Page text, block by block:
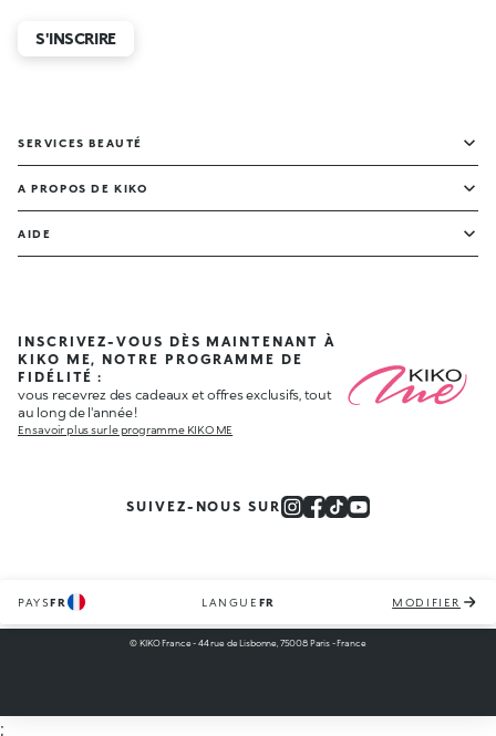
S'INSCRIRE
SERVICES BEAUTÉ
A PROPOS DE KIKO
AIDE
INSCRIVEZ-VOUS DÈS MAINTENANT À
KIKO ME, NOTRE PROGRAMME DE
FIDÉLITÉ :
vous recevrez des cadeaux et offres exclusifs, tout
au long de l'année !
En savoir plus sur le programme KIKO ME
SUIVEZ-NOUS SUR
PAYSFR LANGUE FR MODIFIER
© KIKO France - 44 rue de Lisbonne, 75008 Paris - France
;